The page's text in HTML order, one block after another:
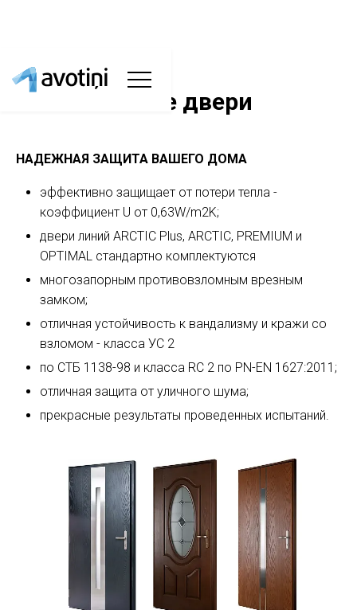
Композитные двери
НАДЕЖНАЯ ЗАЩИТА ВАШЕГО ДОМА
эффективно защищает от потери тепла -
коэффициент U от 0,63W/m2K;
двери линий ARCTIC Plus, ARCTIC, PREMIUM и
OPTIMAL стандартно комплектуются
многозапорным противовзломным врезным
замком;
отличная устойчивость к вандализму и кражи со
взломом - класса УC 2
по СТБ 1138-98 и класса RC 2 по PN-EN 1627:2011;
отличная защита от уличного шума;
прекрасные результаты проведенных испытаний.